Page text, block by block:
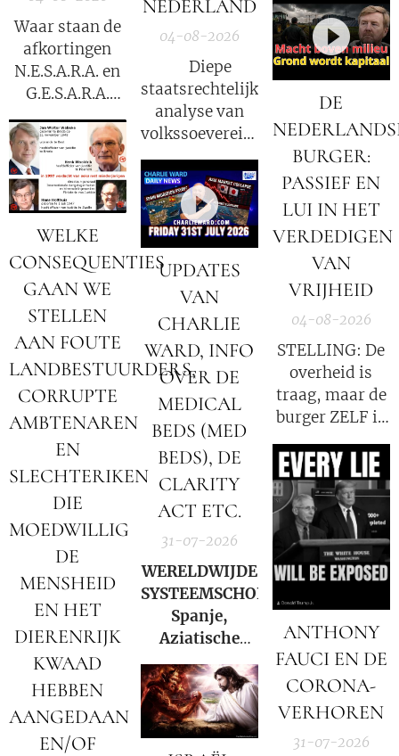
Waar staan de
afkortingen
N.E.S.A.R.A. en
G.E.S.A.R.A.
voor?
NEDERLAND
04-08-2026
⚖️ Diepe
staatsrechtelijke
analyse van
volkssoevereiniteit
in Nederland
DE
BURGER:
PASSIEF EN
LUI IN HET
VERDEDIGEN
VAN
VRIJHEID
04-08-2026
STELLING: De
overheid is
traag, maar de
burger ZELF is
de oorzaak!
WELKE
CONSEQUENTIES
GAAN WE
STELLEN
AAN FOUTE
LANDBESTUURDERS,
CORRUPTE
AMBTENAREN
EN
SLECHTERIKEN
DIE
MOEDWILLIG
DE
MENSHEID
EN HET
DIERENRIJK
KWAAD
HEBBEN
AANGEDAAN
EN/OF
UPDATES
VAN
CHARLIE
WARD, INFO
OVER DE
MEDICAL
BEDS (MED
BEDS), DE
CLARITY
ACT ETC.
31-07-2026
WERELDWIJDE
SYSTEEMSCHOK:
Spanje,
Aziatische
markten en
Hormuz |
Charlie Ward
Daily News
ANTHONY
FAUCI EN DE
CORONA-
VERHOREN
31-07-2026